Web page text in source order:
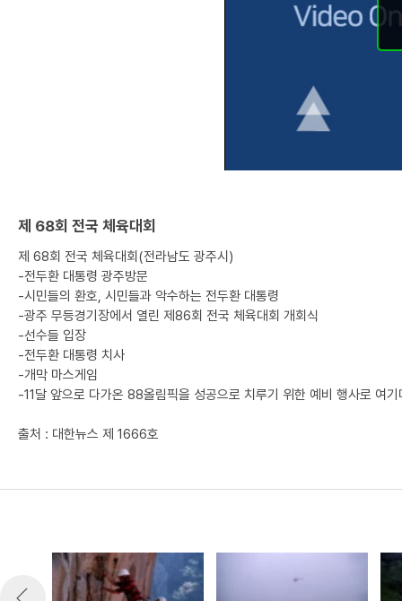
제 68회 전국 체육대회
제 68회 전국 체육대회(전라남도 광주시)
-전두환 대통령 광주방문
-시민들의 환호, 시민들과 악수하는 전두환 대통령
-광주 무등경기장에서 열린 제86회 전국 체육대회 개회식
-선수들 입장
-전두환 대통령 치사
-개막 마스게임
-11달 앞으로 다가온 88올림픽을 성공으로 치루기 위한 예비 행사로 여
출처 : 대한뉴스 제 1666호